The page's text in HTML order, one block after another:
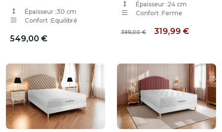
Épaisseur :30 cm
Confort :Equilibré
549,00 €
Épaisseur :24 cm
Confort :Ferme
399,00 € 319,99 €